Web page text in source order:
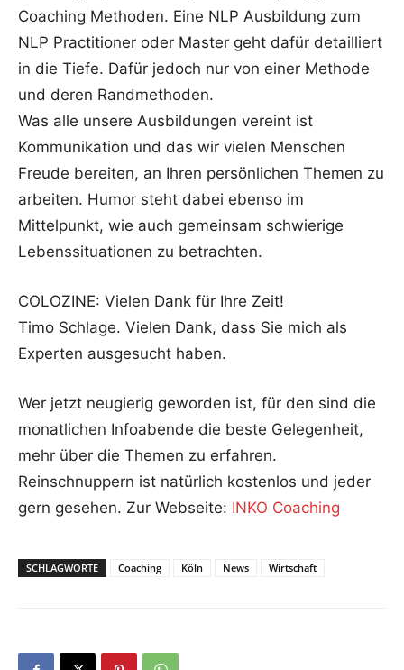
Coaching Methoden. Eine NLP Ausbildung zum
NLP Practitioner oder Master geht dafür detailliert
in die Tiefe. Dafür jedoch nur von einer Methode
und deren Randmethoden.
Was alle unsere Ausbildungen vereint ist
Kommunikation und das wir vielen Menschen
Freude bereiten, an Ihren persönlichen Themen zu
arbeiten. Humor steht dabei ebenso im
Mittelpunkt, wie auch gemeinsam schwierige
Lebenssituationen zu betrachten.
COLOZINE: Vielen Dank für Ihre Zeit!
Timo Schlage. Vielen Dank, dass Sie mich als
Experten ausgesucht haben.
Wer jetzt neugierig geworden ist, für den sind die
monatlichen Infoabende die beste Gelegenheit,
mehr über die Themen zu erfahren.
Reinschnuppern ist natürlich kostenlos und jeder
gern gesehen. Zur Webseite: INKO Coaching
SCHLAGWORTE Coaching Köln News Wirtschaft